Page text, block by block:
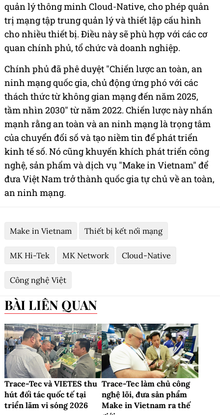
quản lý thông minh Cloud-Native, cho phép quản
trị mạng tập trung quản lý và thiết lập cấu hình
cho nhiều thiết bị. Điều này sẽ phù hợp với các cơ
quan chính phủ, tổ chức và doanh nghiệp.
Chính phủ đã phê duyệt "Chiến lược an toàn, an
ninh mạng quốc gia, chủ động ứng phó với các
thách thức từ không gian mạng đến năm 2025,
tầm nhìn 2030" từ năm 2022. Chiến lược này nhấn
mạnh rằng an toàn và an ninh mạng là trọng tâm
của chuyển đổi số và tạo niềm tin để phát triển
kinh tế số. Nó cũng khuyến khích phát triển công
nghệ, sản phẩm và dịch vụ "Make in Vietnam" để
đưa Việt Nam trở thành quốc gia tự chủ về an toàn,
an ninh mạng.
Make in Vietnam Thiết bị kết nối mạng
MK Hi-Tek MK Network Cloud-Native
Công nghệ Việt
BÀI LIÊN QUAN
Trace-Tec và VIETES thu
hút đối tác quốc tế tại
triển lãm vi sóng 2026
Trace-Tec làm chủ công
nghệ lõi, đưa sản phẩm
Make in Vietnam ra thế